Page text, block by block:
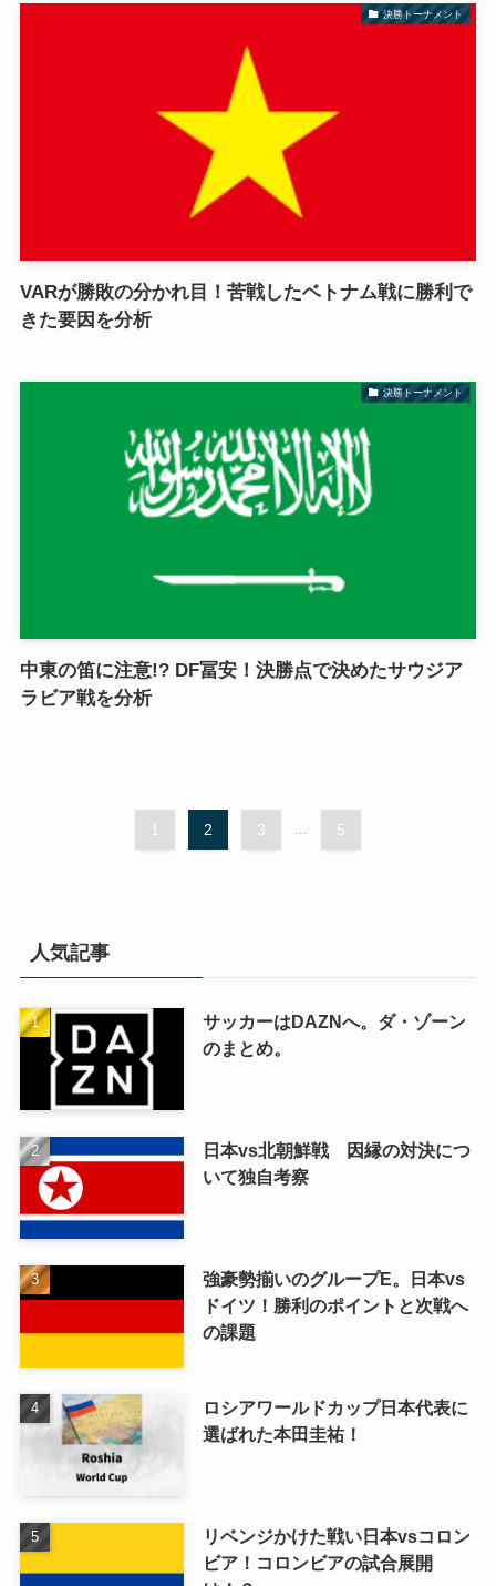
決勝トーナメント
VARが勝敗の分かれ目！苦戦したベトナム戦に勝利で
きた要因を分析
決勝トーナメント
中東の笛に注意!? DF冨安！決勝点で決めたサウジア
ラビア戦を分析
1 2 3 5
人気記事
サッカーはDAZNへ。ダ・ゾーン
のまとめ。
日本vs北朝鮮戦 因縁の対決につ
いて独自考察
強豪勢揃いのグループE。日本vs
ドイツ！勝利のポイントと次戦へ
の課題
ロシアワールドカップ日本代表に
選ばれた本田圭祐！
リベンジかけた戦い日本vsコロン
ビア！コロンビアの試合展開